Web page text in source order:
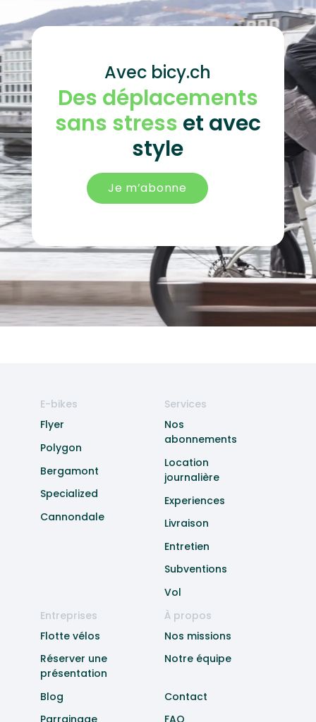
Avec bicy.ch
Des déplacements
sans stress et avec
style
Je m’abonne
E-bikes
Flyer
Polygon
Bergamont
Specialized
Cannondale
Services
Nos
abonnements
Location
journalière
Experiences
Livraison
Entretien
Subventions
Vol
Entreprises
Flotte vélos
Réserver une
présentation
À propos
Nos missions
Notre équipe
Blog
Contact